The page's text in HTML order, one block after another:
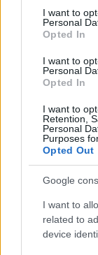
consent section.
I want to
Personal
Opted In
I want to
Personal
Opted In
I want to
Retention,
Personal
Purposes
Opted Out
Google
I want to
related to
device
6. hét
„Egyetlen,
múlt el az első